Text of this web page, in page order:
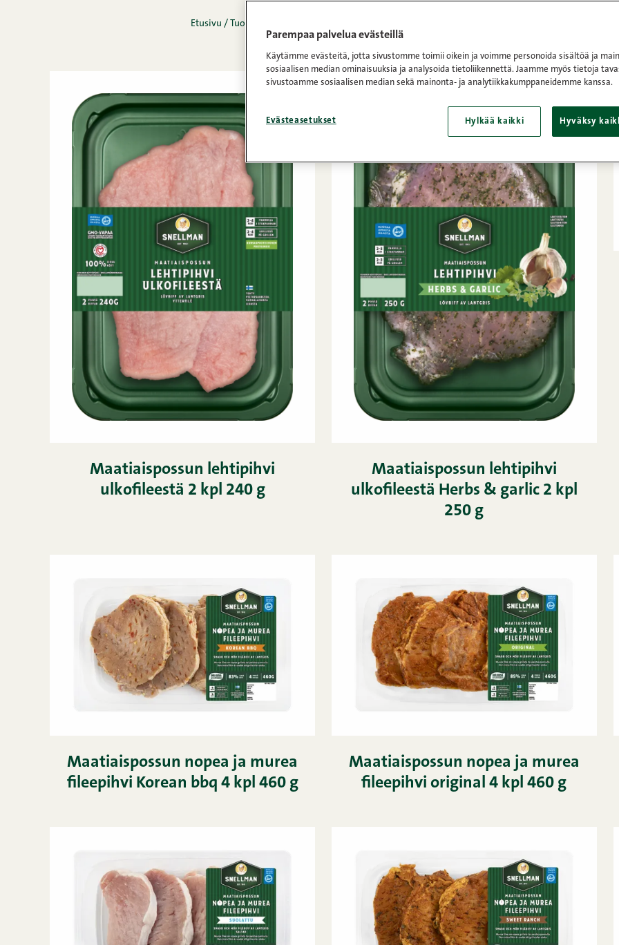
Etusivu / Tuotteet
Maatiaispossun lehtipihvi
ulkofileestä 2 kpl 240 g
Maatiaispossun lehtipihvi
ulkofileestä Herbs & garlic 2 kpl
250 g
Maatiaispossun nopea ja murea
fileepihvi Korean bbq 4 kpl 460 g
Maatiaispossun nopea ja murea
fileepihvi original 4 kpl 460 g
Parempaa palvelua evästeillä
Käytämme evästeitä, jotta sivustomme toimii oikein ja voimme personoida sisältöä ja
sosiaalisen median ominaisuuksia ja analysoida tietoliikennettä. Jaamme myös tietoja
sivustoamme sosiaalisen median sekä mainonta- ja analytiikkakumppaneidemme kanssa.
Evästeasetukset Hylkää kaikki Hyväksy